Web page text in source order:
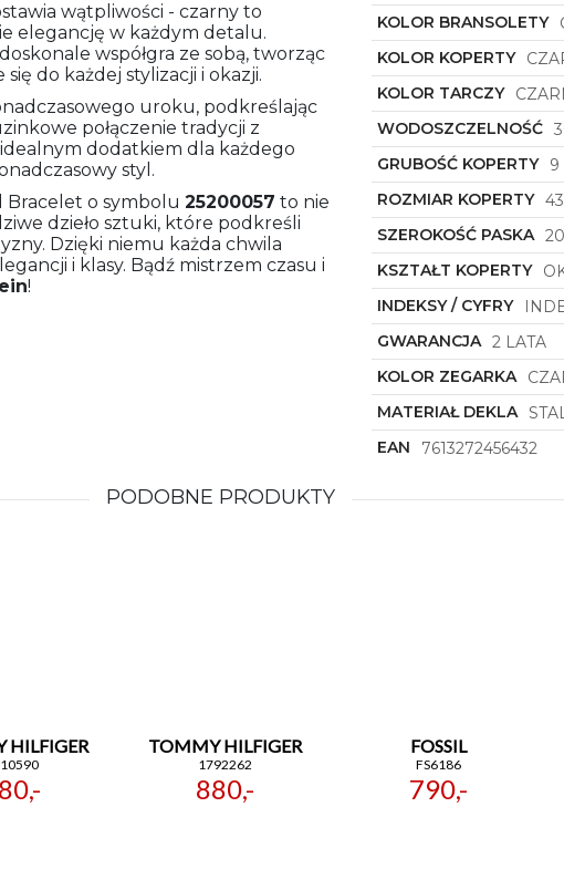
wątpliwości - czarny to
elegancję w każdym detalu.
współgra ze sobą, tworząc
do każdej stylizacji i okazji.
uroku, podkreślając
połączenie tradycji z
dodatkiem dla każdego
styl.
Bracelet o symbolu 25200057 to nie
dzieło sztuki, które podkreśli
Dzięki niemu każda chwila
i klasy. Bądź mistrzem czasu i
!
KOLOR BRANSOLETY
KOLOR KOPERTY
KOLOR TARCZY
WODOSZCZELNOŚĆ
GRUBOŚĆ KOPERTY
9
ROZMIAR KOPERTY
SZEROKOŚĆ PASKA
KSZTAŁT KOPERTY
INDEKSY / CYFRY
GWARANCJA 2 LATA
KOLOR ZEGARKA
MATERIAŁ DEKLA
EAN
7613272456432
PODOBNE PRODUKTY
HILFIGER TOMMY HILFIGER
1792262
880,-
FOSSIL
FS6186
790,-